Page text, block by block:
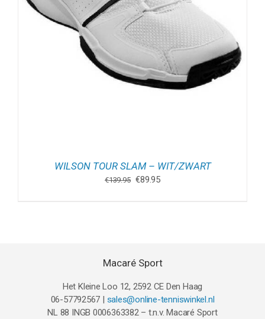
WILSON TOUR SLAM – WIT/ZWART
€139.95 Oorspronkelijke
€89.95Huidige
Macaré Sport
Het Kleine Loo 12, 2592 CE Den Haag
06-57792567 | sales@online-tenniswinkel.nl
NL 88 INGB 0006363382 – t.n.v. Macaré Sport